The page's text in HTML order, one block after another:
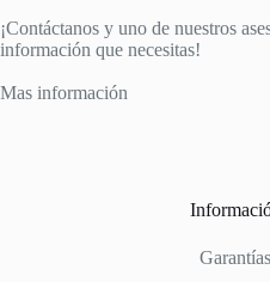
¡Contáctanos y uno de nuestros
información que necesitas!
Mas información
Garantías